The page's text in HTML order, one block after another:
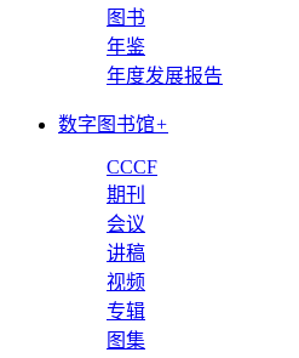
图书
年鉴
年度发展报告
数字图书馆+
CCCF
期刊
会议
讲稿
视频
专辑
图集